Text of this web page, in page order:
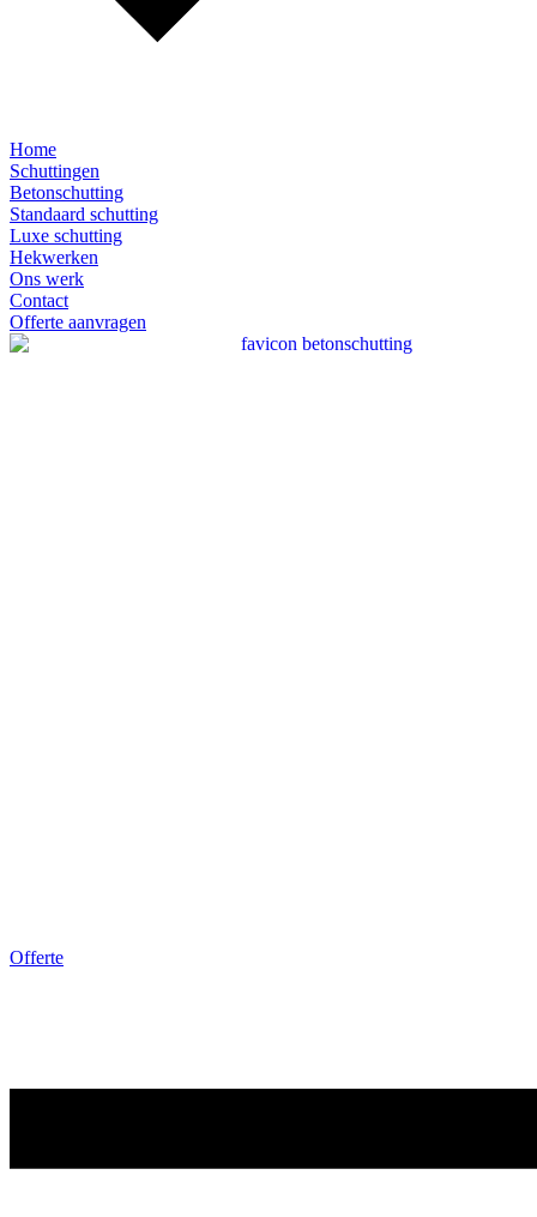
Home
Schuttingen
Betonschutting
Standaard schutting
Luxe schutting
Hekwerken
Ons werk
Contact
Offerte aanvragen
Offerte